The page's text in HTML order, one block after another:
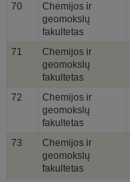
70
Chemijos ir
geomokslų
fakultetas
71
Chemijos ir
geomokslų
fakultetas
72
Chemijos ir
geomokslų
fakultetas
73
Chemijos ir
geomokslų
fakultetas